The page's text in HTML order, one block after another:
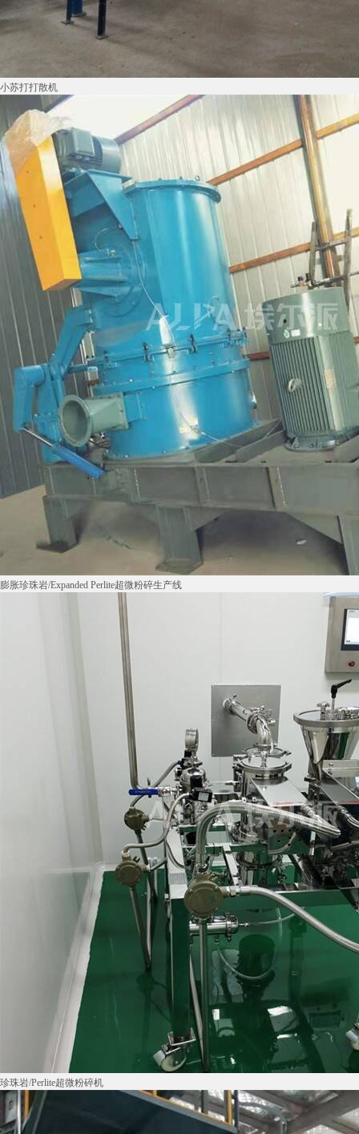
小苏打打散机
膨胀珍珠岩/Expanded Perlite超微粉碎生产线
珍珠岩/Perlite超微粉碎机